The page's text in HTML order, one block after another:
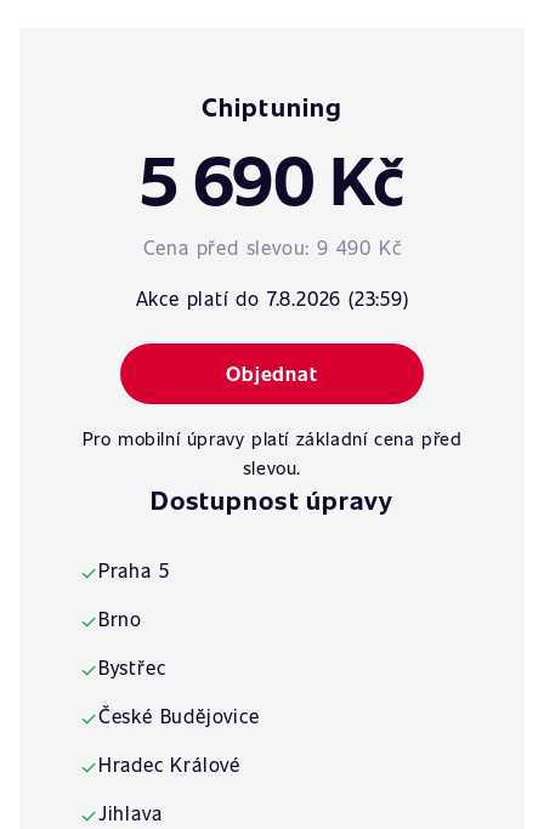
Chiptuning
5 690 Kč
Cena před slevou: 9 490 Kč
Akce platí do 7.8.2026 (23:59)
Objednat
Pro mobilní úpravy platí základní cena před
slevou.
Dostupnost úpravy
✓Praha 5
✓Brno
✓Bystřec
✓České Budějovice
✓Hradec Králové
✓Jihlava